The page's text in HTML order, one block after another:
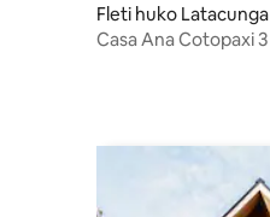
Fleti huko Latacunga
Casa Ana Cotopaxi 3